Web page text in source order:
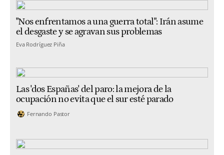
"Nos enfrentamos a una guerra total": Irán asume
el desgaste y se agravan sus problemas
Eva Rodríguez Piña
Las 'dos Españas' del paro: la mejora de la
ocupación no evita que el sur esté parado
Fernando Pastor